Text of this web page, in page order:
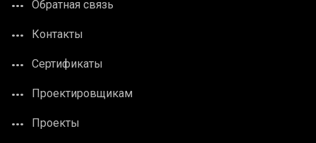
Обратная связь
Контакты
Сертификаты
Проектировщикам
Проекты